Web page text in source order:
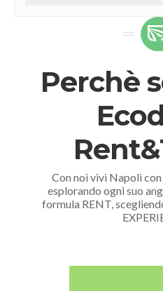
Perchè
Con noi vivi Napoli con
esplorando ogni suo
formula RENT,